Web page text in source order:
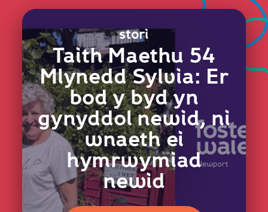
stori
Taith Maethu 54
Mlynedd Sylvia: Er
bod y byd yn
gynyddol newid, ni
wnaeth ei
hymrwymiad
newid